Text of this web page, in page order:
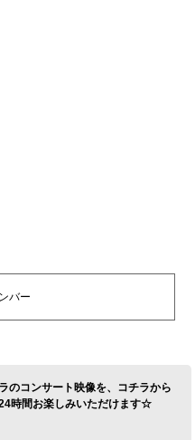
バー
のコンサート映像を、コチラから
時間お楽しみいただけます☆